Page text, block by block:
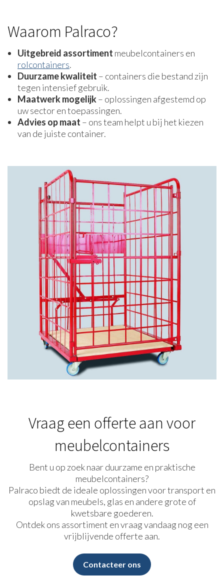
Waarom Palraco?
Uitgebreid assortiment meubelcontainers en
rolcontainers.
Duurzame kwaliteit – containers die bestand zijn
tegen intensief gebruik.
Maatwerk mogelijk– oplossingen afgestemd op
uw sector en toepassingen.
Advies op maat – ons team helpt u bij het kiezen
van de juiste container.
Vraag een offerte aan voor
meubelcontainers
Bent u op zoek naar duurzame en praktische
meubelcontainers?
Palraco biedt de ideale oplossingen voor transport en
opslag van meubels, glas en andere grote of
kwetsbare goederen.
Ontdek ons assortiment en vraag vandaag nog een
vrijblijvende offerte aan.
Contacteer ons